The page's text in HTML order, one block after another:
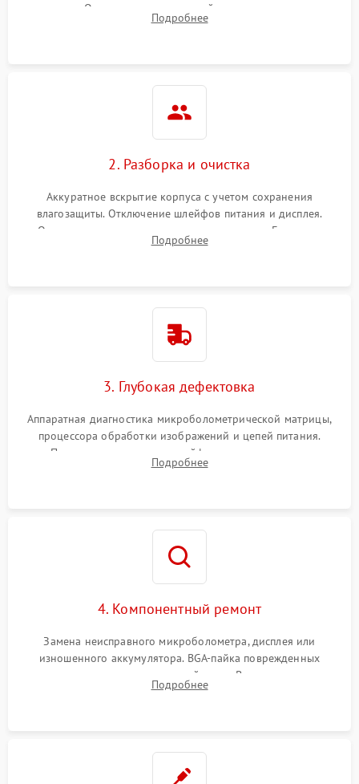
зарядки. Оценка вывода тепловой сигнатуры на экран,
проверка базовых функций и считывание системных
Подробнее
2. Разборка и очистка
Аккуратное вскрытие корпуса с учетом сохранения
влагозащиты. Отключение шлейфов питания и дисплея.
Очистка внутренних плат от окислов и пыли. Бережная
обработка германиевого объектива специализированными
Подробнее
3. Глубокая дефектовка
Аппаратная диагностика микроболометрической матрицы,
процессора обработки изображений и цепей питания.
Проверка целостности шлейфов, модуля памяти и
интерфейсов связи. Выявление сгоревших SMD-компонентов
Подробнее
4. Компонентный ремонт
Замена неисправного микроболометра, дисплея или
изношенного аккумулятора. BGA-пайка поврежденных
контроллеров на материнской плате. Восстановление
разъемов и кнопок, замена поврежденных элементов
Подробнее